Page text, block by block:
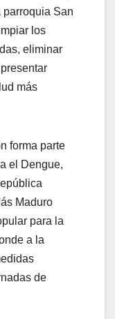
parroquia San
los
eliminar
más
forma parte
el Dengue,
Maduro
para la
a la
de